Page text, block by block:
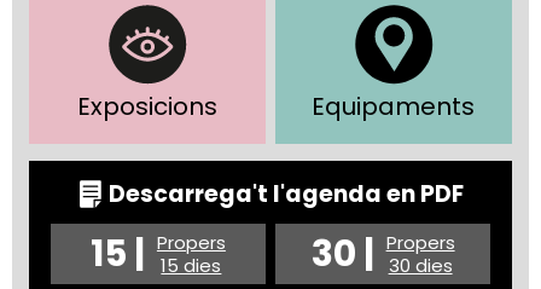
Exposicions Equipaments
Descarrega't l'agenda en PDF
15 | Propers
15 dies
30 | Propers
30 dies